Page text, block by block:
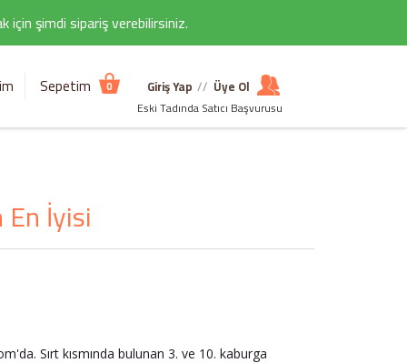
için şimdi sipariş verebilirsiniz.
Sepetim 0 Giriş Yap // Üye Ol
Eski Tadında Satıcı Başvurusu
İyisi
Sırt kısmında bulunan 3. ve 10. kaburga